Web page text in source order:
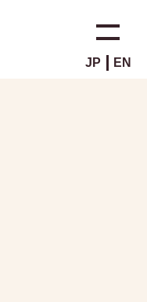
JP EN